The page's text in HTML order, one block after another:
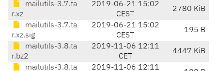
mailutils-3.7.ta
r.xz
2019-06-21 15:02
CEST
2780 KiB
mailutils-3.7.ta
r.xz.sig
2019-06-21 15:02
CEST
195 B
mailutils-3.8.ta
r.bz2
2019-11-06 12:11
CET
4447 KiB
mailutils-3.8.ta
2019-11-06 12:11